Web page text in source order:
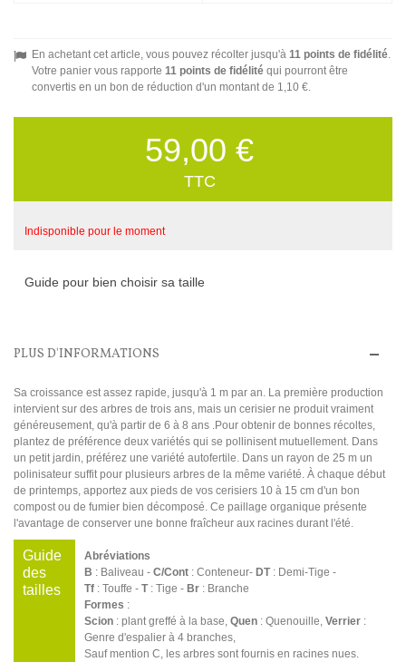
En achetant cet article, vous pouvez récolter jusqu'à 11 points de fidélité.
Votre panier vous rapporte 11 points de fidélité qui pourront être
convertis en un bon de réduction d'un montant de 1,10 €.
59,00 €
TTC
Indisponible pour le moment
Guide pour bien choisir sa taille
PLUS D'INFORMATIONS
Sa croissance est assez rapide, jusqu'à 1 m par an. La première production
intervient sur des arbres de trois ans, mais un cerisier ne produit vraiment
généreusement, qu'à partir de 6 à 8 ans .Pour obtenir de bonnes récoltes,
plantez de préférence deux variétés qui se pollinisent mutuellement. Dans
un petit jardin, préférez une variété autofertile. Dans un rayon de 25 m un
polinisateur suffit pour plusieurs arbres de la même variété. À chaque début
de printemps, apportez aux pieds de vos cerisiers 10 à 15 cm d'un bon
compost ou de fumier bien décomposé. Ce paillage organique présente
l'avantage de conserver une bonne fraîcheur aux racines durant l'été.
Guide
des
tailles
Abréviations
B : Baliveau - C/Cont : Conteneur- DT: Demi-Tige -
Tf : Touffe - T: Tige - Br : Branche
Formes :
Scion : plant greffé à la base, Quen : Quenouille, Verrier :
Genre d'espalier à 4 branches,
Sauf mention C, les arbres sont fournis en racines nues.